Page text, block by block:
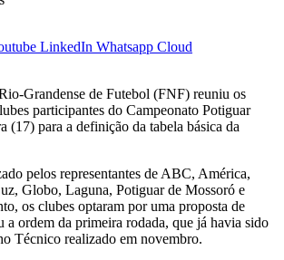
LinkedIn Whatsapp Cloud
Grandense de Futebol (FNF) reuniu os
participantes do Campeonato Potiguar
(17) para a definição da tabela básica da
pelos representantes de ABC, América,
Globo, Laguna, Potiguar de Mossoró e
os clubes optaram por uma proposta de
a ordem da primeira rodada, que já havia sido
Técnico realizado em novembro.